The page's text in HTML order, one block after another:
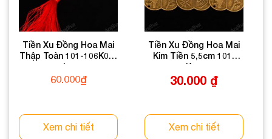
Tiền Xu Đồng Hoa Mai
Thập Toàn 101-106K03-
L2
60.000₫
Xem chi tiết
Tiền Xu Đồng Hoa Mai
Kim Tiền 5,5cm 101-
106K04-5,5
30.000 ₫
Xem chi tiết